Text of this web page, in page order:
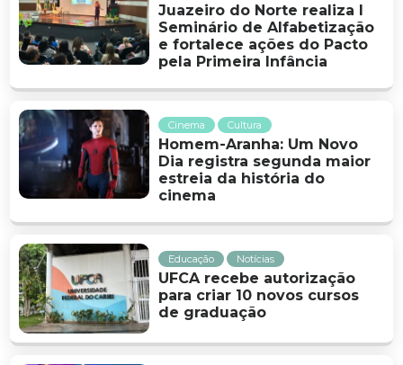
Juazeiro do Norte realiza I
Seminário de Alfabetização
e fortalece ações do Pacto
pela Primeira Infância
Cinema Cultura
Homem-Aranha: Um Novo
Dia registra segunda maior
estreia da história do
cinema
Educação Notícias
UFCA recebe autorização
para criar 10 novos cursos
de graduação